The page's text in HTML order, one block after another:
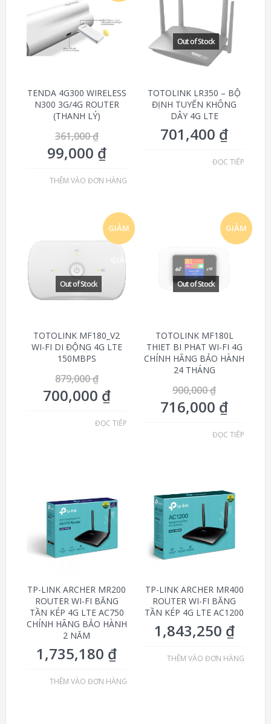
GIÁ!
TENDA 4G300 WIRELESS
N300 3G/4G ROUTER
(THANH LÝ)
361,000₫
99,000 ₫
THÊM VÀO ĐƠN HÀNG
TOTOLINK LR350 – BỘ
ĐỊNH TUYẾN KHÔNG
DÂY 4G LTE
701,400 ₫
ĐỌC TIẾP
GIẢM
GIÁ!
TOTOLINK MF180_V2
WI-FI DI ĐỘNG 4G LTE
150MBPS
879,000₫
700,000 ₫
ĐỌC TIẾP
GIẢM
TOTOLINK MF180L
THIET BI PHAT WI-FI 4G
CHÍNH HÃNG BẢO HÀNH
24 THÁNG
900,000₫
716,000 ₫
ĐỌC TIẾP
TP-LINK ARCHER MR200
ROUTER WI-FI BĂNG
TẦN KÉP 4G LTE AC750
CHÍNH HÃNG BẢO HÀNH
2 NĂM
1,735,180 ₫
THÊM VÀO ĐƠN HÀNG
TP-LINK ARCHER MR400
ROUTER WI-FI BĂNG
TẦN KÉP 4G LTE AC1200
1,843,250 ₫
THÊM VÀO ĐƠN HÀNG